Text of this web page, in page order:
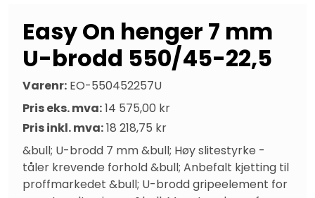
Easy On henger 7 mm
U-brodd 550/45-22,5
Varenr: EO-550452257U
Pris eks. mva:14 575,00 kr
Pris inkl. mva:18 218,75 kr
&bull; U-brodd 7 mm &bull; Høy slitestyrke -
tåler krevende forhold &bull; Anbefalt kjetting til
proffmarkedet &bull; U-brodd gripeelement for